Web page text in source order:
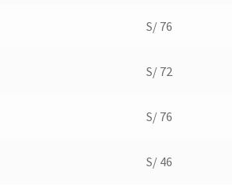
S/ 76
S/ 72
S/ 76
S/ 46